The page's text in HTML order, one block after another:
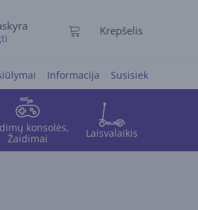
Krepšelis
Informacija Susisiek
konsolės,
Žaidimai
Laisvalaikis